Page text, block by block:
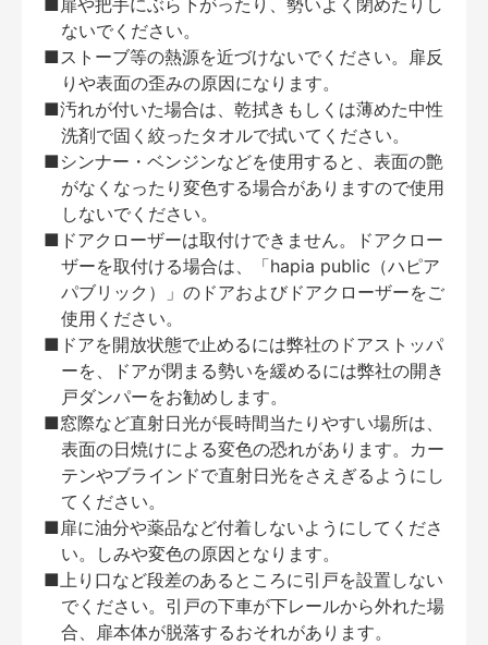
■扉や把手にぶら下がったり、勢いよく閉めたりし
ないでください。
■ストーブ等の熱源を近づけないでください。扉反
りや表面の歪みの原因になります。
■汚れが付いた場合は、乾拭きもしくは薄めた中性
洗剤で固く絞ったタオルで拭いてください。
■シンナー・ベンジンなどを使用すると、表面の艶
がなくなったり変色する場合がありますので使用
しないでください。
■ドアクローザーは取付けできません。ドアクロー
ザーを取付ける場合は、「hapia public（ハピア
パブリック）」のドアおよびドアクローザーをご
使用ください。
■ドアを開放状態で止めるには弊社のドアストッパ
ーを、ドアが閉まる勢いを緩めるには弊社の開き
戸ダンパーをお勧めします。
■窓際など直射日光が長時間当たりやすい場所は、
表面の日焼けによる変色の恐れがあります。カー
テンやブラインドで直射日光をさえぎるようにし
てください。
■扉に油分や薬品など付着しないようにしてくださ
い。しみや変色の原因となります。
■上り口など段差のあるところに引戸を設置しない
でください。引戸の下車が下レールから外れた場
合、扉本体が脱落するおそれがあります。